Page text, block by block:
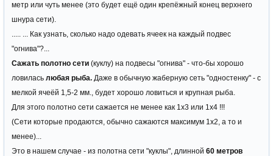
метр или чуть менее (это будет ещё один крепёжный конец верхнего
шнура сети).
..... ... Как узнать, сколько надо одевать ячеек на каждый подвес
"огнива"?...
Сажать полотно сети (куклу) на подвесы "огнива" - что-бы хорошо
ловилась любая рыба. Даже в обычную жаберную сеть "одностенку" - с
мелкой ячеёй 1,5-2 мм., будет хорошо ловиться и крупная рыба.
Для этого полотно сети сажается не менее как 1х3 или 1х4 !!!
(Сети которые продаются, обычно сажаются максимум 1х2, а то и
менее)...
Это в нашем случае - из полотна сети "куклы", длинной 60 метров